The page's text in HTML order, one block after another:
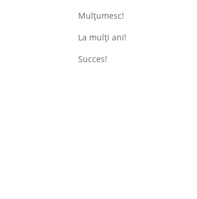
Mulțumesc!
La mulți ani!
Succes!